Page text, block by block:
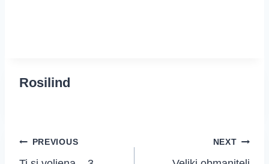
Rosilind
Post
PREVIOUS NEXT